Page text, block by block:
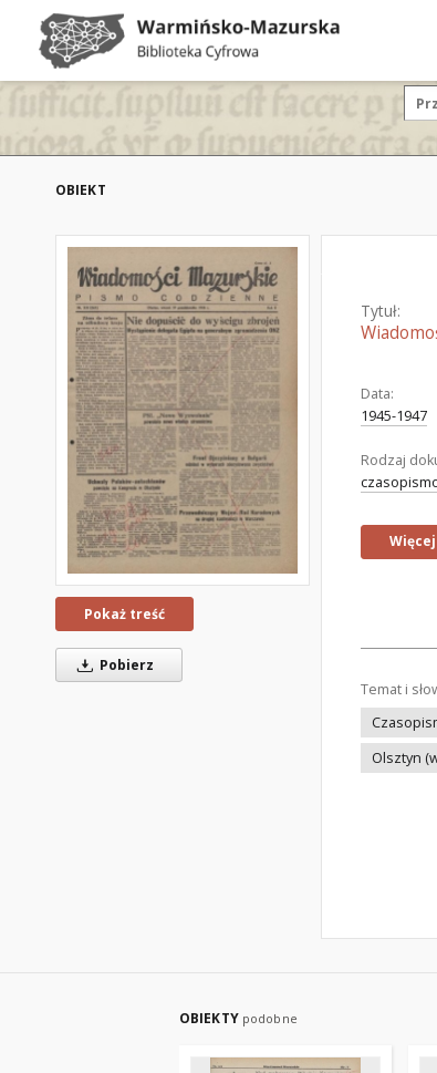
OBIEKT
Pokaż treść
Pobierz
Tytuł:
Data:
1945-1947
Rodzaj
Więcej
Temat i
Olsztyn
OBIEKTY podobne